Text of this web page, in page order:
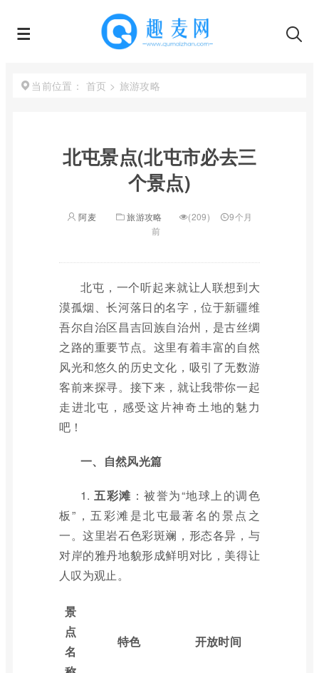
当前位置： 首页 > 旅游攻略
北屯景点(北屯市必去三
个景点)
阿麦 旅游攻略 (209)
9个月
前
北屯，一个听起来就让人联想到大
漠孤烟、长河落日的名字，位于新疆维
吾尔自治区昌吉回族自治州，是古丝绸
之路的重要节点。这里有着丰富的自然
风光和悠久的历史文化，吸引了无数游
客前来探寻。接下来，就让我带你一起
走进北屯，感受这片神奇土地的魅力
吧！
一、自然风光篇
1.五彩滩 ：被誉为“地球上的调色
板”，五彩滩是北屯最著名的景点之
一。这里岩石色彩斑斓，形态各异，与
对岸的雅丹地貌形成鲜明对比，美得让
人叹为观止。
景
点
名
特色 开放时间